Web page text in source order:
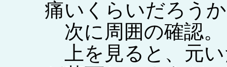
痛いくらいだろう
次に周囲の確認。
上を見ると、元